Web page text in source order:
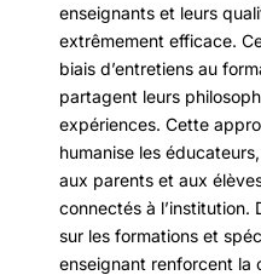
enseignants et leurs
extrêmement efficace.
biais d’entretiens au
partagent leurs
expériences. Cette
humanise les
aux parents et aux
connectés à l’institution.
sur les formations et
enseignant renforcent la